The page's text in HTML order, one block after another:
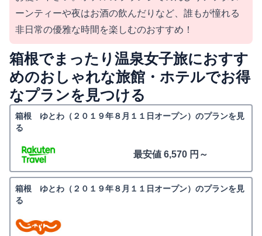
ーンティーや夜はお酒の飲んだりなど、誰もが憧れる
非日常の優雅な時間を楽しむのおすすめ！
箱根でまったり温泉女子旅におすす
めのおしゃれな旅館・ホテルでお得
なプランを見つける
箱根 ゆとわ（２０１９年８月１１日オープン）のプランを見
る
最安値 6,570 円～
箱根 ゆとわ（２０１９年８月１１日オープン）のプランを見
る